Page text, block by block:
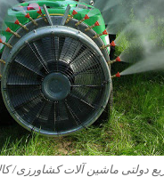
دولتی ماشین آلات کشاورزی/